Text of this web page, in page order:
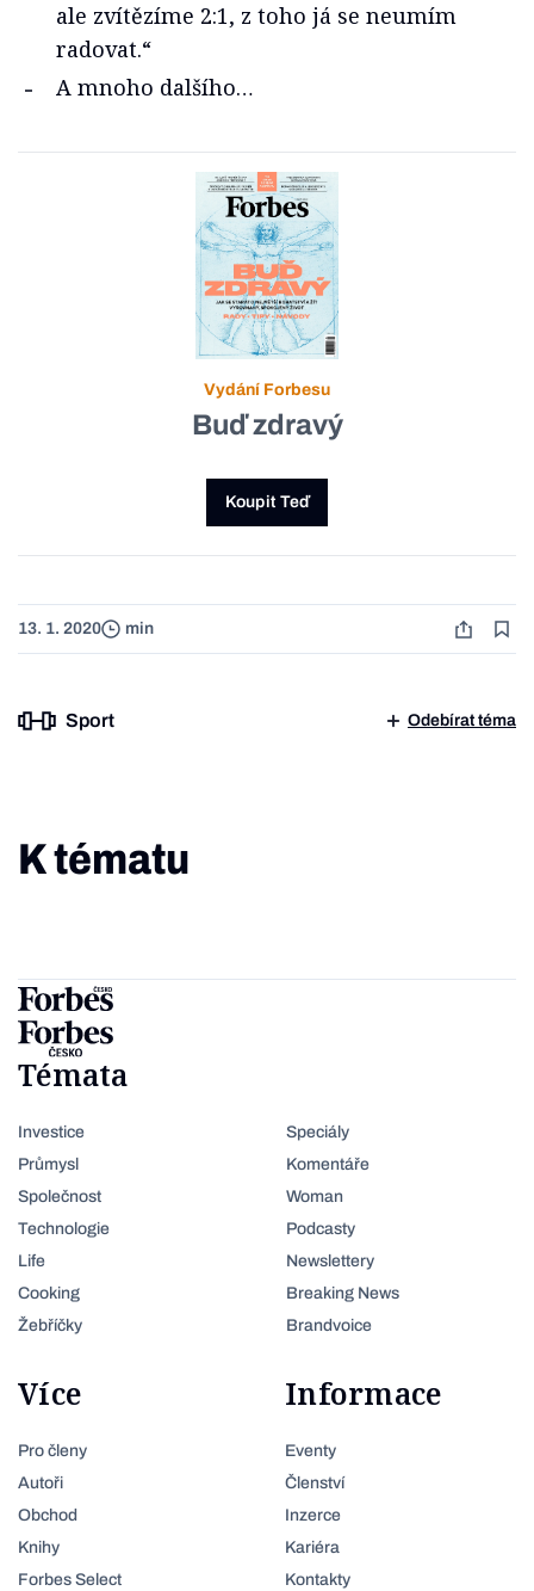
ale zvítězíme 2:1, z toho já se neumím
radovat.“
A mnoho dalšího…
Vydání Forbesu
Buď zdravý
Koupit Teď
13. 1. 2020 min
Sport Odebírat téma
K tématu
Témata
Investice
Průmysl
Společnost
Technologie
Life
Cooking
Žebříčky
Speciály
Komentáře
Woman
Podcasty
Newslettery
Breaking News
Brandvoice
Více
Pro členy
Autoři
Obchod
Knihy
Forbes Select
Informace
Eventy
Členství
Inzerce
Kariéra
Kontakty